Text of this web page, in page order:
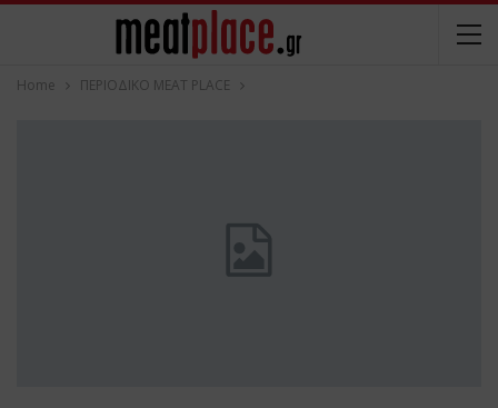
Home ΠΕΡΙΟΔΙΚΟ ΜΕΑΤ PLACE